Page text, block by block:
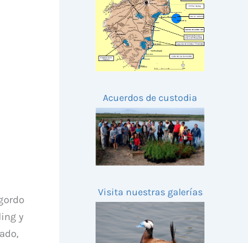
y
Acuerdos de custodia
Visita nuestras galerías